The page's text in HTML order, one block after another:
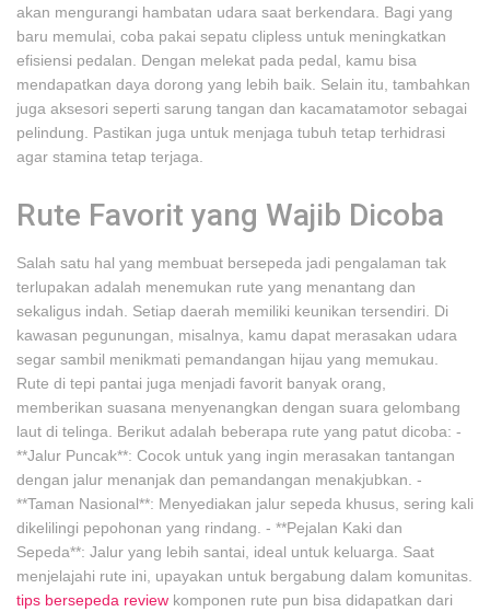
akan mengurangi hambatan udara saat berkendara. Bagi yang
baru memulai, coba pakai sepatu clipless untuk meningkatkan
efisiensi pedalan. Dengan melekat pada pedal, kamu bisa
mendapatkan daya dorong yang lebih baik. Selain itu, tambahkan
juga aksesori seperti sarung tangan dan kacamatamotor sebagai
pelindung. Pastikan juga untuk menjaga tubuh tetap terhidrasi
agar stamina tetap terjaga.
Rute Favorit yang Wajib Dicoba
Salah satu hal yang membuat bersepeda jadi pengalaman tak
terlupakan adalah menemukan rute yang menantang dan
sekaligus indah. Setiap daerah memiliki keunikan tersendiri. Di
kawasan pegunungan, misalnya, kamu dapat merasakan udara
segar sambil menikmati pemandangan hijau yang memukau.
Rute di tepi pantai juga menjadi favorit banyak orang,
memberikan suasana menyenangkan dengan suara gelombang
laut di telinga. Berikut adalah beberapa rute yang patut dicoba: -
**Jalur Puncak**: Cocok untuk yang ingin merasakan tantangan
dengan jalur menanjak dan pemandangan menakjubkan. -
**Taman Nasional**: Menyediakan jalur sepeda khusus, sering kali
dikelilingi pepohonan yang rindang. - **Pejalan Kaki dan
Sepeda**: Jalur yang lebih santai, ideal untuk keluarga. Saat
menjelajahi rute ini, upayakan untuk bergabung dalam komunitas.
tips bersepeda review komponen rute pun bisa didapatkan dari